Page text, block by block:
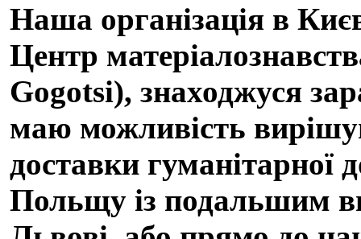
Наша організація в
Центр
Gogotsi), знаходжуся
маю можливість
доставки гуманітарної
Польщу із подальшим